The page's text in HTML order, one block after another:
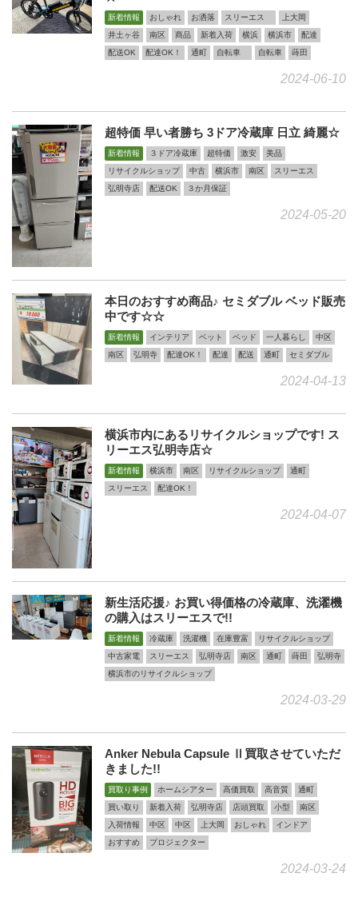
新着情報 おしゃれ お洒落 スリーエス
上大岡
井土ヶ谷
南区 商品 新着入荷 横浜 横浜市
配達
配送OK
配達OK！ 通町 自転車 自転車 蒔田
2024-06-10
超特価 早い者勝ち 3ドア冷蔵庫 日立 綺麗☆
新着情報 ３ドア冷蔵庫 超特価 激安
美品
リサイクルショップ
中古 横浜市 南区
スリーエス
弘明寺店
配送OK ３か月保証
2024-05-20
本日のおすすめ商品♪ セミダブル ベッド販売
中です☆☆
新着情報 インテリア ベット ベッド 一人暮らし
中区
南区
弘明寺 配達OK！ 配達 配送 通町 セミダブル
2024-04-13
横浜市内にあるリサイクルショップです! ス
リーエス弘明寺店☆
新着情報 横浜市 南区 リサイクルショップ
通町
スリーエス
配達OK！
2024-04-07
新生活応援♪ お買い得価格の冷蔵庫、洗濯機
の購入はスリーエスで!!
新着情報 冷蔵庫 洗濯機 在庫豊富
リサイクルショップ
中古家電
スリーエス 弘明寺店 南区 通町 蒔田
弘明寺
横浜市のリサイクルショップ
2024-03-29
Anker Nebula Capsule Ⅱ買取させていただ
きました!!
買取り事例 ホームシアター 高価買取 高音質
通町
買い取り
新着入荷 弘明寺店 店頭買取 小型
南区
入荷情報
中区 中区 上大岡 おしゃれ
インドア
おすすめ
プロジェクター
2024-03-24